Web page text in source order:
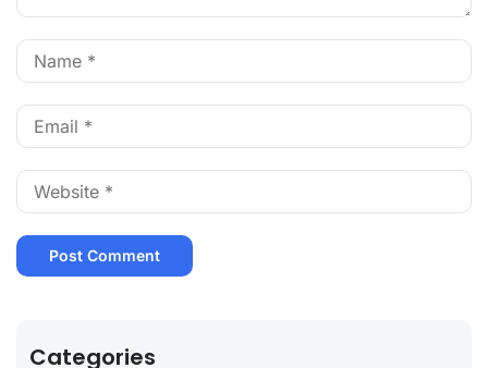
Categories